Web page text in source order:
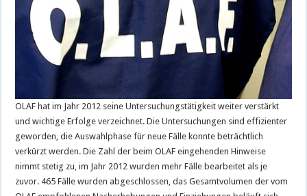
OLAF hat im Jahr 2012 seine Untersuchungstätigkeit weiter verstärkt
und wichtige Erfolge verzeichnet. Die Untersuchungen sind effizienter
geworden, die Auswahlphase für neue Fälle konnte beträchtlich
verkürzt werden. Die Zahl der beim OLAF eingehenden Hinweise
nimmt stetig zu, im Jahr 2012 wurden mehr Fälle bearbeitet als je
zuvor. 465 Fälle wurden abgeschlossen, das Gesamtvolumen der vom